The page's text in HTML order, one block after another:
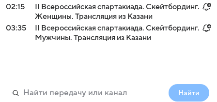
02:15
II Всероссийская спартакиада. Скейтбординг.
Женщины. Трансляция из Казани
03:35
II Всероссийская спартакиада. Скейтбординг.
Мужчины. Трансляция из Казани
Найти